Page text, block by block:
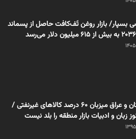
بسپار/ بازار روغن تَف‌کافت حاصل از پسماند
افغانستان و عراق میزبان ۶۰ درصد کالاهای غیرنفتی /
زبان و ادبیات بازار منطقه را بلد نیست